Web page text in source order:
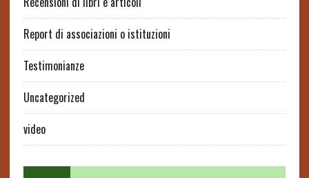
Report di associazioni o istituzioni
Testimonianze
Uncategorized
video